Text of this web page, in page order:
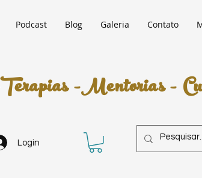
Podcast Blog Galeria Contato
-Mentorias -
Login